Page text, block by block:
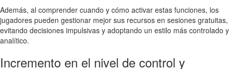
Además, al comprender cuando y cómo activar estas funciones, los
jugadores pueden gestionar mejor sus recursos en sesiones gratuitas,
evitando decisiones impulsivas y adoptando un estilo más controlado y
analítico.
Incremento en el nivel de control y